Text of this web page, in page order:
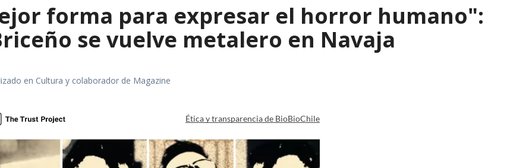
forma para expresar el horror humano":
se vuelve metalero en Navaja
en Cultura y colaborador de Magazine
Ética y transparencia de BioBioChile